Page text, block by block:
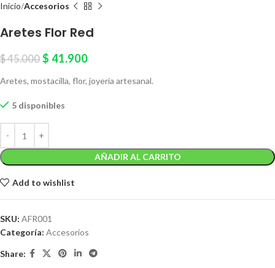
Inicio Accesorios
Aretes Flor Red
$45.000 $ 41.900
Aretes, mostacilla, flor, joyería artesanal.
5 disponibles
AÑADIR AL CARRITO
Add to wishlist
SKU: AFR001
Categoría: Accesorios
Share: